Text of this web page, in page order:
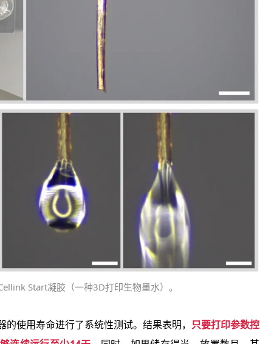
Start凝胶（一种3D打印生物墨水）。
使用寿命进行了系统性测试。结果表明， 只要打印参数控